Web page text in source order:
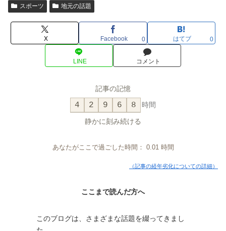
スポーツ 地元の話題
X Facebook 0 はてブ 0
LINE コメント
記事の記憶
4 2 9 6 8 時間
静かに刻み続ける
あなたがここで過ごした時間： 0.01時間
（記事の経年劣化についての詳細）
ここまで読んだ方へ
このブログは、さまざまな話題を綴ってきまし